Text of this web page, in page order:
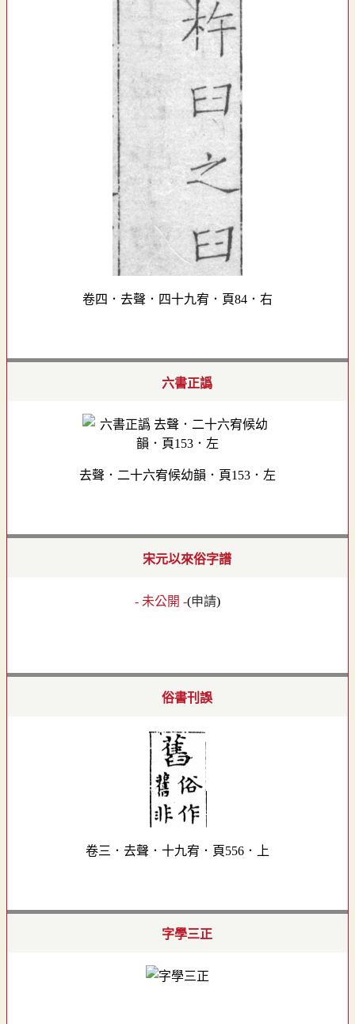
卷四．去聲．四十九宥．頁84．右
六書正譌
去聲．二十六宥候幼韻．頁153．左
宋元以來俗字譜
- 未公開 -(申請)
俗書刊誤
卷三．去聲．十九宥．頁556．上
字學三正